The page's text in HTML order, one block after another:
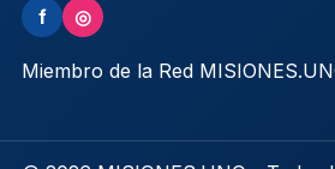
f ◎
Miembro de la Red